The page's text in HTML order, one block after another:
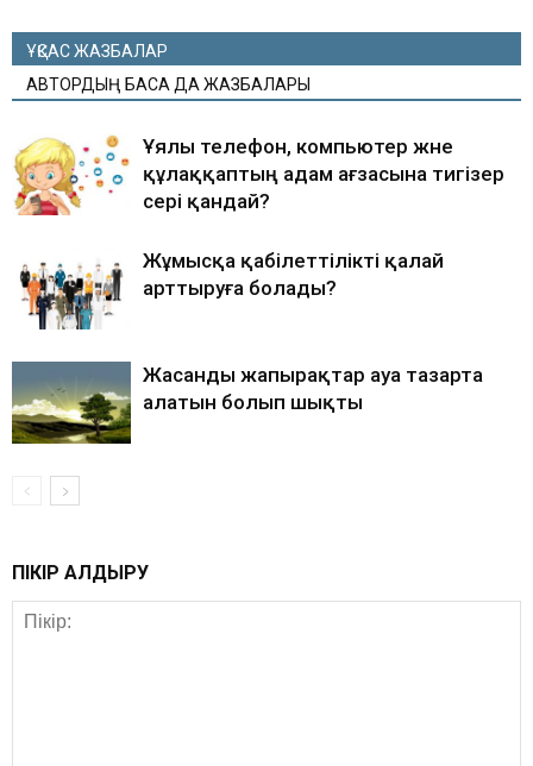
ҰҚСАС ЖАЗБАЛАР
АВТОРДЫҢ БАСҚА ДА ЖАЗБАЛАРЫ
Ұялы телефон, компьютер және
құлаққаптың адам ағзасына тигізер
әсері қандай?
Жұмысқа қабілеттілікті қалай
арттыруға болады?
Жасанды жапырақтар ауа тазарта
алатын болып шықты
ПІКІР ҚАЛДЫРУ